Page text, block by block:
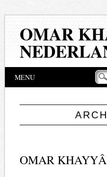
OMAR
Hoofdmenu
springen
MENU
OMAR